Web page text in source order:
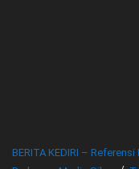
BERITA KEDIRI – Referensi